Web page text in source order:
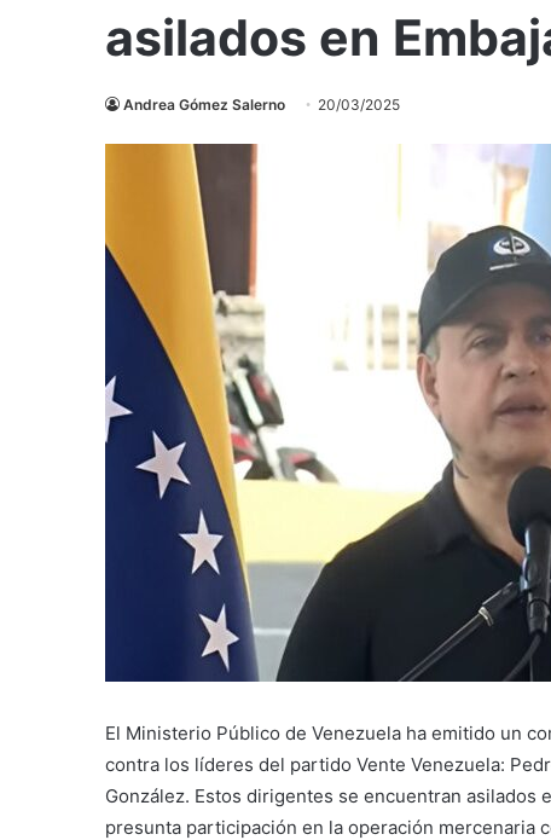
asilados en
Andrea Gómez Salerno 20/03/2025
El Ministerio Público de Venezuela ha emitido un
contra los líderes del partido Vente Venezuela:
González. Estos dirigentes se encuentran asilados
presunta participación en la operación mercenaria